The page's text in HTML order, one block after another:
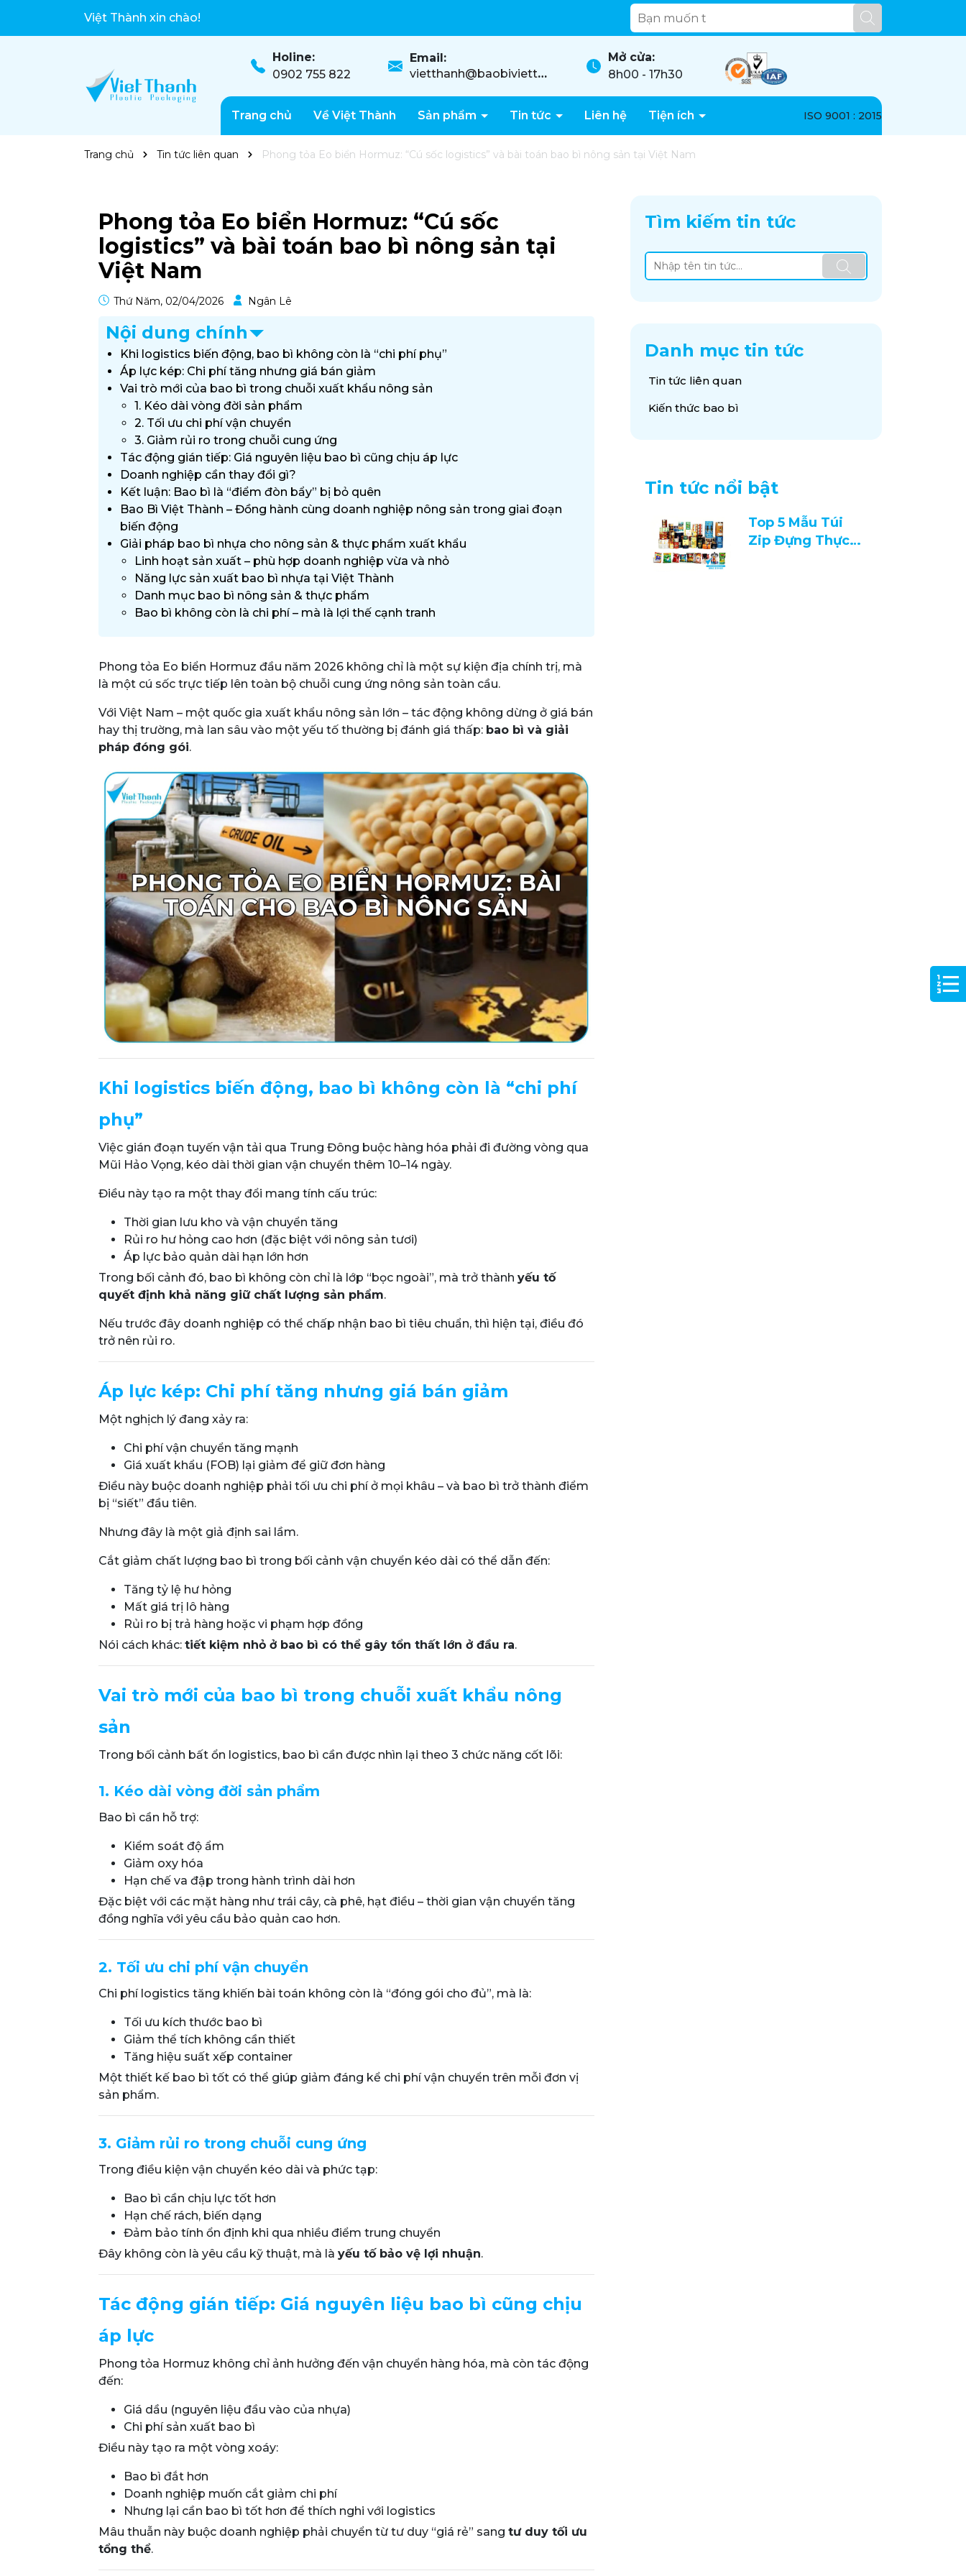
Việt Thành xin chào!
Bao bì chất lượng cao, bảo vệ sản phẩm tốt, lên màu rõ nét!
Holine:
0902 755 822
Email:
vietthanh@baobivietthanh.com
Mở cửa:
8h00 - 17h30
Trang chủ Về Việt Thành Sản phẩm Tin tức Liên hệ Tiện ích ISO 9001 : 2015
Trang chủ Tin tức liên quan Phong tỏa Eo biển Hormuz: “Cú sốc logistics” và bài toán bao bì nông sản tại Việt Nam
Phong tỏa Eo biển Hormuz: “Cú sốc
logistics” và bài toán bao bì nông sản tại
Việt Nam
Thứ Năm, 02/04/2026 Ngân Lê
Nội dung chính
Khi logistics biến động, bao bì không còn là “chi phí phụ”
Áp lực kép: Chi phí tăng nhưng giá bán giảm
Vai trò mới của bao bì trong chuỗi xuất khẩu nông sản
1. Kéo dài vòng đời sản phẩm
2. Tối ưu chi phí vận chuyển
3. Giảm rủi ro trong chuỗi cung ứng
Tác động gián tiếp: Giá nguyên liệu bao bì cũng chịu áp lực
Doanh nghiệp cần thay đổi gì?
Kết luận: Bao bì là “điểm đòn bẩy” bị bỏ quên
Bao Bì Việt Thành – Đồng hành cùng doanh nghiệp nông sản trong giai đoạn
biến động
Giải pháp bao bì nhựa cho nông sản & thực phẩm xuất khẩu
Linh hoạt sản xuất – phù hợp doanh nghiệp vừa và nhỏ
Năng lực sản xuất bao bì nhựa tại Việt Thành
Danh mục bao bì nông sản & thực phẩm
Bao bì không còn là chi phí – mà là lợi thế cạnh tranh
Phong tỏa Eo biển Hormuz đầu năm 2026 không chỉ là một sự kiện địa chính trị, mà
là một cú sốc trực tiếp lên toàn bộ chuỗi cung ứng nông sản toàn cầu.
Với Việt Nam – một quốc gia xuất khẩu nông sản lớn – tác động không dừng ở giá bán
hay thị trường, mà lan sâu vào một yếu tố thường bị đánh giá thấp: bao bì và giải
pháp đóng gói.
Khi logistics biến động, bao bì không còn là “chi phí
phụ”
Việc gián đoạn tuyến vận tải qua Trung Đông buộc hàng hóa phải đi đường vòng qua
Mũi Hảo Vọng, kéo dài thời gian vận chuyển thêm 10–14 ngày.
Điều này tạo ra một thay đổi mang tính cấu trúc:
Thời gian lưu kho và vận chuyển tăng
Rủi ro hư hỏng cao hơn (đặc biệt với nông sản tươi)
Áp lực bảo quản dài hạn lớn hơn
Trong bối cảnh đó, bao bì không còn chỉ là lớp “bọc ngoài”, mà trở thành yếu tố
quyết định khả năng giữ chất lượng sản phẩm.
Nếu trước đây doanh nghiệp có thể chấp nhận bao bì tiêu chuẩn, thì hiện tại, điều đó
trở nên rủi ro.
Áp lực kép: Chi phí tăng nhưng giá bán giảm
Một nghịch lý đang xảy ra:
Chi phí vận chuyển tăng mạnh
Giá xuất khẩu (FOB) lại giảm để giữ đơn hàng
Điều này buộc doanh nghiệp phải tối ưu chi phí ở mọi khâu – và bao bì trở thành điểm
bị “siết” đầu tiên.
Nhưng đây là một giả định sai lầm.
Cắt giảm chất lượng bao bì trong bối cảnh vận chuyển kéo dài có thể dẫn đến:
Tăng tỷ lệ hư hỏng
Mất giá trị lô hàng
Rủi ro bị trả hàng hoặc vi phạm hợp đồng
Nói cách khác: tiết kiệm nhỏ ở bao bì có thể gây tổn thất lớn ở đầu ra.
Vai trò mới của bao bì trong chuỗi xuất khẩu nông
sản
Trong bối cảnh bất ổn logistics, bao bì cần được nhìn lại theo 3 chức năng cốt lõi:
1. Kéo dài vòng đời sản phẩm
Bao bì cần hỗ trợ:
Kiểm soát độ ẩm
Giảm oxy hóa
Hạn chế va đập trong hành trình dài hơn
Đặc biệt với các mặt hàng như trái cây, cà phê, hạt điều – thời gian vận chuyển tăng
đồng nghĩa với yêu cầu bảo quản cao hơn.
2. Tối ưu chi phí vận chuyển
Chi phí logistics tăng khiến bài toán không còn là “đóng gói cho đủ”, mà là:
Tối ưu kích thước bao bì
Giảm thể tích không cần thiết
Tăng hiệu suất xếp container
Một thiết kế bao bì tốt có thể giúp giảm đáng kể chi phí vận chuyển trên mỗi đơn vị
sản phẩm.
3. Giảm rủi ro trong chuỗi cung ứng
Trong điều kiện vận chuyển kéo dài và phức tạp:
Bao bì cần chịu lực tốt hơn
Hạn chế rách, biến dạng
Đảm bảo tính ổn định khi qua nhiều điểm trung chuyển
Đây không còn là yêu cầu kỹ thuật, mà là yếu tố bảo vệ lợi nhuận.
Tác động gián tiếp: Giá nguyên liệu bao bì cũng chịu
áp lực
Phong tỏa Hormuz không chỉ ảnh hưởng đến vận chuyển hàng hóa, mà còn tác động
đến:
Giá dầu (nguyên liệu đầu vào của nhựa)
Chi phí sản xuất bao bì
Điều này tạo ra một vòng xoáy:
Bao bì đắt hơn
Doanh nghiệp muốn cắt giảm chi phí
Nhưng lại cần bao bì tốt hơn để thích nghi với logistics
Mâu thuẫn này buộc doanh nghiệp phải chuyển từ tư duy “giá rẻ” sang tư duy tối ưu
tổng thể.
Tìm kiếm tin tức
Danh mục tin tức
Tin tức liên quan
Kiến thức bao bì
Tin tức nổi bật
Top 5 Mẫu Túi
Zip Đựng Thực